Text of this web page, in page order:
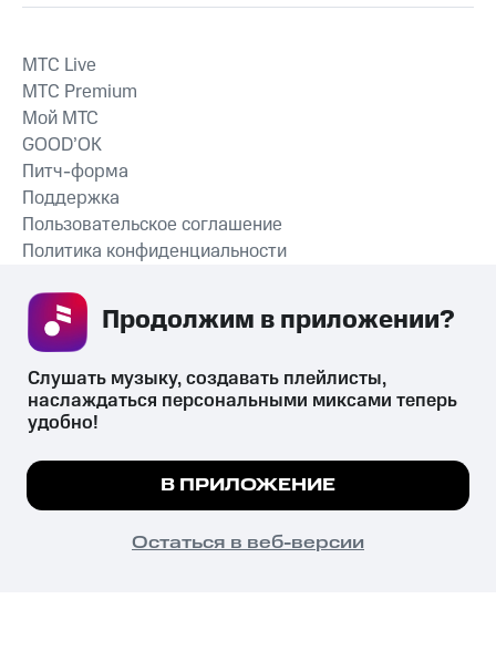
СКАЧАТЬ ПРИЛОЖЕНИЕ
MTС Live
MTС Premium
Мой МТС
GOOD’OK
Питч-форма
Поддержка
Пользовательское соглашение
Политика конфиденциальности
психотропных веществ, их аналогов причиняет вред здоровью,
их незаконный оборот запрещён и влечёт установленную
законодательством ответственность.
© 2026 ООО «КИОН».
Все права защищены
Мы используем куки, чтобы на сайте все
Подробнее
ПОНЯТНО
Слушать музыку, создавать плейлисты,
наслаждаться персональными миксами теперь
удобно!
В ПРИЛОЖЕНИЕ
Остаться в веб-версии